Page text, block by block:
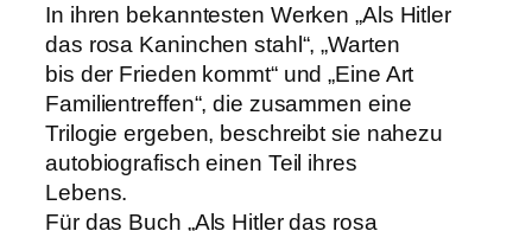
In ihren bekanntesten Werken „Als Hitler
das rosa Kaninchen stahl“, „Warten
bis der Frieden kommt“ und „Eine Art
Familientreffen“, die zusammen eine
Trilogie ergeben, beschreibt sie nahezu
autobiografisch einen Teil ihres
Lebens.
Für das Buch „Als Hitler das rosa